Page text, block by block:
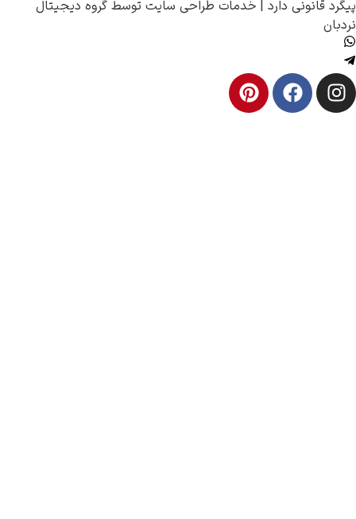
دارد |خدمات طراحی سایت توسط گروه دیجیتال